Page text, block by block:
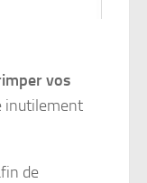
vos
inutilement
de